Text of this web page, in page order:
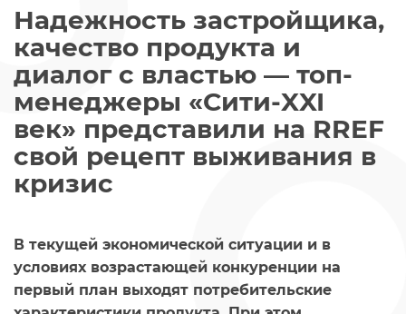
Надежность застройщика,
качество продукта и
диалог с властью — топ-
менеджеры «Сити-XXI
век» представили на RREF
свой рецепт выживания в
кризис
В текущей экономической ситуации и в
условиях возрастающей конкуренции на
первый план выходят потребительские